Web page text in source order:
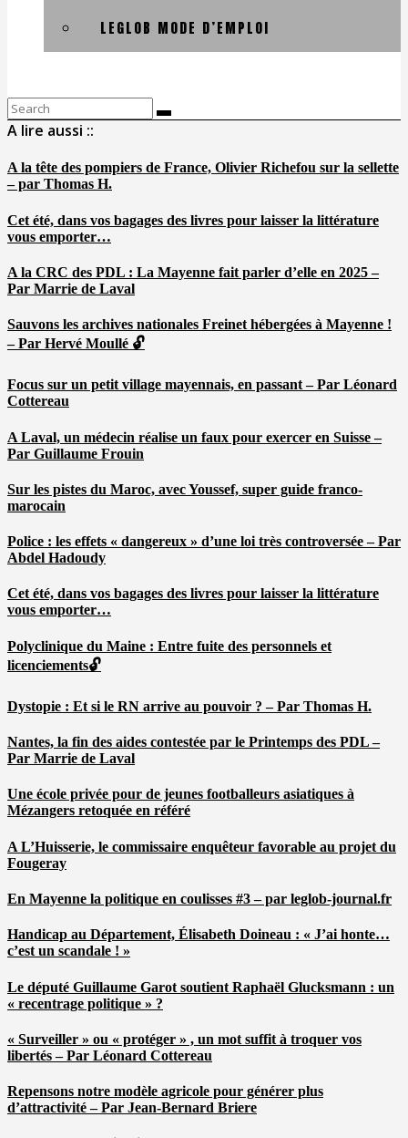
LEGLOB MODE D’EMPLOI
Search
for:
A lire aussi ::
A la tête des pompiers de France, Olivier Richefou sur la sellette
– par Thomas H.
Cet été, dans vos bagages des livres pour laisser la littérature
vous emporter…
A la CRC des PDL : La Mayenne fait parler d’elle en 2025 –
Par Marrie de Laval
Sauvons les archives nationales Freinet hébergées à Mayenne !
– Par Hervé Moullé 🔓
Focus sur un petit village mayennais, en passant – Par Léonard
Cottereau
A Laval, un médecin réalise un faux pour exercer en Suisse –
Par Guillaume Frouin
Sur les pistes du Maroc, avec Youssef, super guide franco-
marocain
Police : les effets « dangereux » d’une loi très controversée – Par
Abdel Hadoudy
Cet été, dans vos bagages des livres pour laisser la littérature
vous emporter…
Polyclinique du Maine : Entre fuite des personnels et
licenciements🔓
Dystopie : Et si le RN arrive au pouvoir ? – Par Thomas H.
Nantes, la fin des aides contestée par le Printemps des PDL –
Par Marrie de Laval
Une école privée pour de jeunes footballeurs asiatiques à
Mézangers retoquée en référé
A L’Huisserie, le commissaire enquêteur favorable au projet du
Fougeray
En Mayenne la politique en coulisses #3 – par leglob-journal.fr
Handicap au Département, Élisabeth Doineau : « J’ai honte…
c’est un scandale ! »
Le député Guillaume Garot soutient Raphaël Glucksmann : un
« recentrage politique » ?
« Surveiller » ou « protéger » , un mot suffit à troquer vos
libertés – Par Léonard Cottereau
Repensons notre modèle agricole pour générer plus
d’attractivité – Par Jean-Bernard Briere